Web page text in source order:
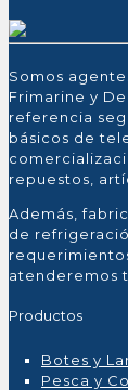
Somos
Frimarine y
referencia
básicos de
repuestos,
Además,
de
atenderemos
Productos
Botes y
Pesca y